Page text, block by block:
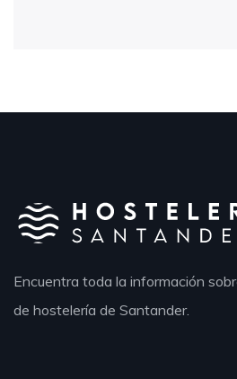
Encuentra toda la información
de hostelería de Santander.